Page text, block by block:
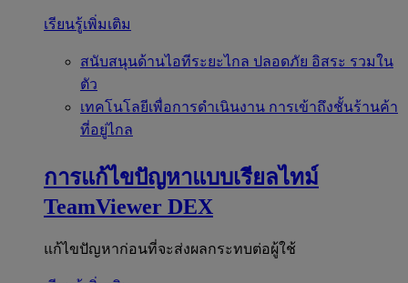
เรียนรู้เพิ่มเติม
สนับสนุนด้านไอทีระยะไกล ปลอดภัย อิสระ รวมใน
ตัว
เทคโนโลยีเพื่อการดำเนินงาน การเข้าถึงชั้นร้านค้า
ที่อยู่ไกล
การแก้ไขปัญหาแบบเรียลไทม์
TeamViewer DEX
แก้ไขปัญหาก่อนที่จะส่งผลกระทบต่อผู้ใช้